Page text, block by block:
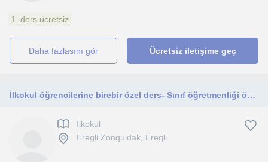
1. ders ücretsiz
daha fazlasını gör Ücretsiz iletişime geç
İlkokul öğrencilerine birebir özel ders- Sınıf öğretmenliği öğrencisinden
Ilkokul
Eregli Zonguldak, Eregli...